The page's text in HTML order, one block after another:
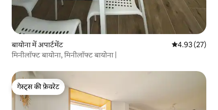
बायोना में अपार्टमेंट औसत रेटिंग 5 में
4.93 (27)
मिनीलॉफ्ट बायोना, मिनीलॉफ्ट बायोना |
गेस्ट्स की फ़ेवरेट
गेस्ट्स की फ़ेवरेट